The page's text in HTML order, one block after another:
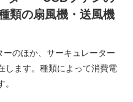
類の扇風機・送風機
のほか、サーキュレーター
します。種類によって消費電